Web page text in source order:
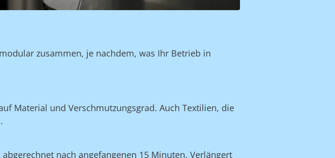
zusammen, je nachdem, was Ihr Betrieb in
Material und Verschmutzungsgrad. Auch Textilien, die
nach angefangenen 15 Minuten. Verlängert